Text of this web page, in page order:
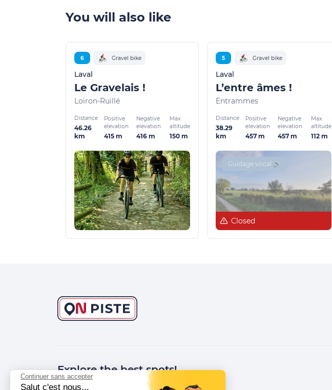
You will also like
6 Gravel bike
Laval
Le Gravelais !
Loiron-Ruillé
Distance
46.26
km
Positive
elevation
415 m
Negative
elevation
416 m
Max.
altitude
150 m
5 Gravel bike
Laval
L’entre âmes !
Entrammes
Distance
38.29
km
Positive
elevation
457 m
Negative
elevation
457 m
Max.
altitude
112 m
Guidage vocal 🔊
Closed
Explore the best spots!
Continuer sans accepter
Salut c'est nous...